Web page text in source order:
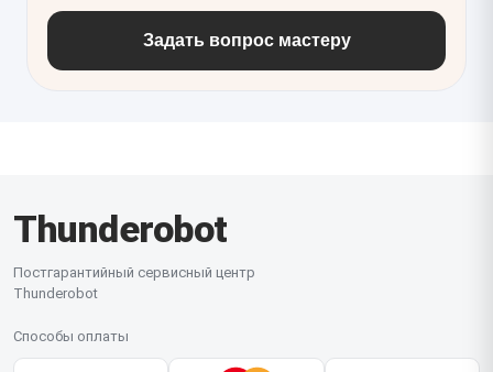
Задать вопрос мастеру
Thunderobot
Постгарантийный сервисный центр
Thunderobot
Способы оплаты